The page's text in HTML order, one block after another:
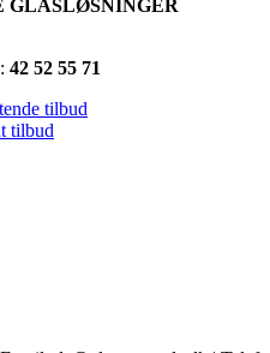
GLASLØSNINGER
42 52 55 71
tilbud
tilbud